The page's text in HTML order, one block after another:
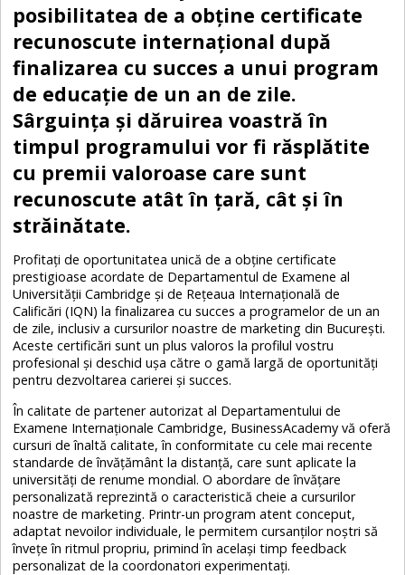
posibilitatea de a obține certificate
recunoscute internațional după
finalizarea cu succes a unui program
de educație de un an de zile.
Sârguința și dăruirea voastră în
timpul programului vor fi răsplătite
cu premii valoroase care sunt
recunoscute atât în ​​țară, cât și în
străinătate.
Profitați de oportunitatea unică de a obține certificate
prestigioase acordate de Departamentul de Examene al
Universității Cambridge și de Rețeaua Internațională de
Calificări (IQN) la finalizarea cu succes a programelor de un an
de zile, inclusiv a cursurilor noastre de marketing din București.
Aceste certificări sunt un plus valoros la profilul vostru
profesional și deschid ușa către o gamă largă de oportunități
pentru dezvoltarea carierei și succes.
În calitate de partener autorizat al Departamentului de
Examene Internaționale Cambridge, BusinessAcademy vă oferă
cursuri de înaltă calitate, în conformitate cu cele mai recente
standarde de învățământ la distanță, care sunt aplicate la
universități de renume mondial. O abordare de învățare
personalizată reprezintă o caracteristică cheie a cursurilor
noastre de marketing. Printr-un program atent conceput,
adaptat nevoilor individuale, le permitem cursanților noștri să
învețe în ritmul propriu, primind în același timp feedback
personalizat de la coordonatori experimentați.